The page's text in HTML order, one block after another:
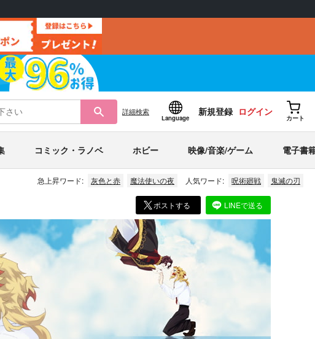
詳細検索
Language
新規登録 ログイン
カート
コミック・ラノベ ホビー 映像/音楽/ゲーム 電子書
急上昇ワード: 灰色と赤 魔法使いの夜 人気ワード: 呪術廻戦 鬼滅の刃
ポストする LINEで送る